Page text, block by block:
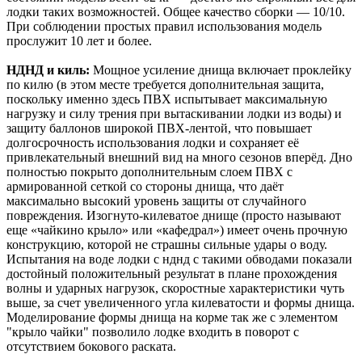
лодки таких возможностей. Общее качество сборки — 10/10.
При соблюдении простых правил использования модель
прослужит 10 лет и более.
НДНД и киль: Мощное усиление днища включает проклейку
по килю (в этом месте требуется дополнительная защита,
поскольку именно здесь ПВХ испытывает максимальную
нагрузку и силу трения при вытаскивании лодки из воды) и
защиту баллонов широкой ПВХ-лентой, что повышает
долгосрочность использования лодки и сохраняет её
привлекательный внешний вид на много сезонов вперёд. Дно
полностью покрыто дополнительным слоем ПВХ с
армированной сеткой со стороны днища, что даёт
максимально высокий уровень защиты от случайного
повреждения. Изогнуто-килеватое днище (просто называют
еще «чайкино крыло» или «кафедрал») имеет очень прочную
конструкцию, которой не страшны сильные удары о воду.
Испытания на воде лодки с нднд с такими обводами показали
достойный положительный результат в плане прохождения
волны и ударных нагрузок, скоростные характеристики чуть
выше, за счет увеличенного угла килеватости и формы днища.
Моделирование формы днища на корме так же с элементом
"крыло чайки" позволило лодке входить в поворот с
отсутствием бокового раската.